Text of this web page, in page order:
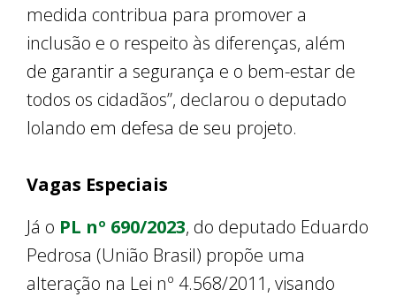
medida contribua para promover a
inclusão e o respeito às diferenças, além
de garantir a segurança e o bem-estar de
todos os cidadãos”, declarou o deputado
Iolando em defesa de seu projeto.
Vagas Especiais
Já o PL nº 690/2023, do deputado Eduardo
Pedrosa (União Brasil) propõe uma
alteração na Lei nº 4.568/2011, visando